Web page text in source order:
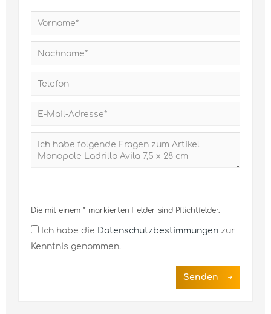
Die mit einem * markierten Felder sind Pflichtfelder.
Ich habe die Datenschutzbestimmungen zur
Kenntnis genommen.
Senden